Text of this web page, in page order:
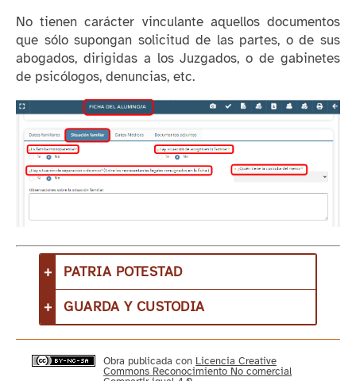
No tienen carácter vinculante aquellos documentos
que sólo supongan solicitud de las partes, o de sus
abogados, dirigidas a los Juzgados, o de gabinetes
de psicólogos, denuncias, etc.
PATRIA POTESTAD
GUARDA Y CUSTODIA
Obra publicada con Licencia Creative
Commons Reconocimiento No comercial